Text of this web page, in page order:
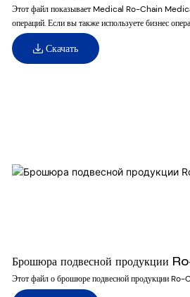
Этот файл показывает Medical Ro-Chain
операций. Если вы также используете бизнес
пожаловать, загрузите его для лучшего обзора
Скачать
Брошюра подвесной продукции
Этот файл о брошюре подвесной продукции